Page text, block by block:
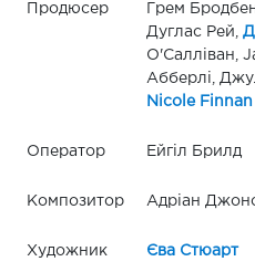
Продюсер
Грем
Дуглас Рей,
О'Салліван,
Абберлі,
Nicole Finnan
Оператор Ейгіл Брилд
Композитор Адріан
Художник Єва Стюарт